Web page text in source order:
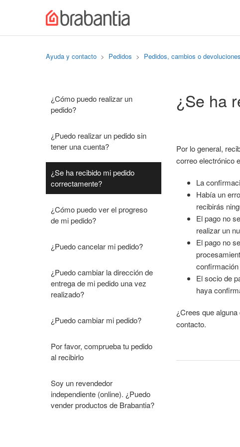
Ayuda y contacto Pedidos Pedidos, cambios o devoluciones
¿Cómo puedo realizar un
pedido?
¿Puedo realizar un pedido sin
tener una cuenta?
¿Se ha recibido mi pedido
correctamente?
¿Cómo puedo ver el progreso
de mi pedido?
¿Puedo cancelar mi pedido?
¿Puedo cambiar la dirección de
entrega de mi pedido una vez
realizado?
¿Puedo cambiar mi pedido?
Por favor, comprueba tu pedido
al recibirlo
Soy un revendedor
independiente (online). ¿Puedo
vender productos de Brabantia?
¿Se ha
Por lo general,
correo electrónico
La
Había un
recibirás
El pago no
realizar un
El pago no
El socio de
haya
¿Crees que
contacto.